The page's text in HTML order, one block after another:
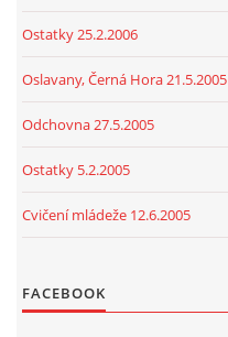
Ostatky 25.2.2006
Oslavany, Černá Hora 21.5.2005
Odchovna 27.5.2005
Ostatky 5.2.2005
Cvičení mládeže 12.6.2005
FACEBOOK